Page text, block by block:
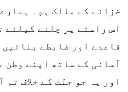
خزانے کے مالک ہو۔
اس راستے پر چلنے کیلئے
قاعدے اور ضابطے بنائیں
آسانی کے ساتھ اپنے وطن
اور یہ جو جنّت کے خلاف تم